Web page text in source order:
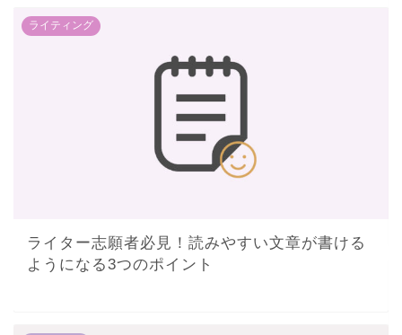
ライティング
ライター志願者必見！読みやすい文章が書ける
ようになる3つのポイント